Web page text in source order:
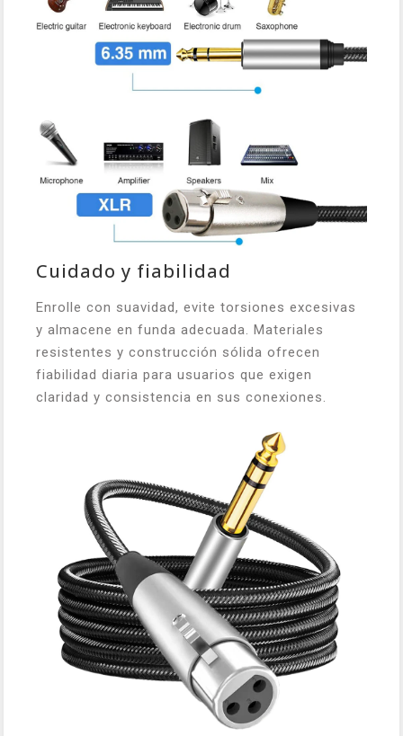
Cuidado y fiabilidad
Enrolle con suavidad, evite torsiones excesivas
y almacene en funda adecuada. Materiales
resistentes y construcción sólida ofrecen
fiabilidad diaria para usuarios que exigen
claridad y consistencia en sus conexiones.